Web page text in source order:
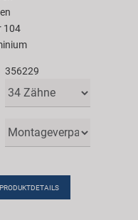
104
356229
PRODUKTDETAILS